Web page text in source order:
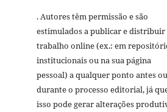
. Autores têm permissão e são
estimulados a publicar e distribuir
trabalho online (ex.: em
institucionais ou na sua página
pessoal) a qualquer ponto antes ou
durante o processo editorial, já
isso pode gerar alterações